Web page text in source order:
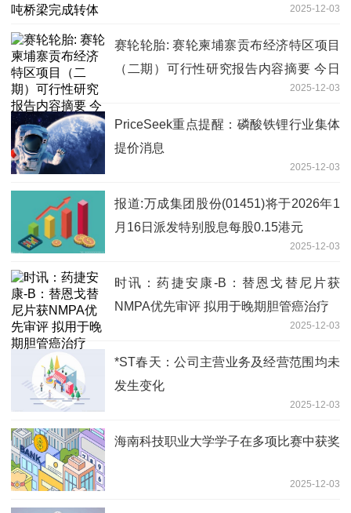
2025-12-03
赛轮轮胎: 赛轮柬埔寨贡布经济特区项目
（二期）可行性研究报告内容摘要 今日
2025-12-03
PriceSeek重点提醒：磷酸铁锂行业集体
提价消息
2025-12-03
报道:万成集团股份(01451)将于2026年1
月16日派发特别股息每股0.15港元
2025-12-03
时讯：药捷安康-B：替恩戈替尼片获
NMPA优先审评 拟用于晚期胆管癌治疗
2025-12-03
*ST春天：公司主营业务及经营范围均未
发生变化
2025-12-03
海南科技职业大学学子在多项比赛中获奖
2025-12-03